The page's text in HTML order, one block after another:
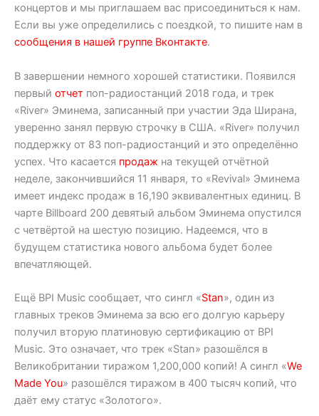
концертов и мы приглашаем вас присоединиться к нам.
Если вы уже определились с поездкой, то пишите нам в
сообщения в нашей группе Вконтакте.
В завершении немного хорошей статистики. Появился
первый отчет поп-радиостанций 2018 года, и трек
«River» Эминема, записанный при участии Эда Ширана,
уверенно занял первую строчку в США. «River» получил
поддержку от 83 поп-радиостанций и это определённо
успех. Что касается продаж на текущей отчётной
неделе, закончившийся 11 января, то «Revival» Эминема
имеет индекс продаж в 16,190 эквивалентных единиц. В
чарте Billboard 200 девятый альбом Эминема опустился
с четвёртой на шестую позицию. Надеемся, что в
будущем статистика нового альбома будет более
впечатляющей.
Ещё BPI Music сообщает, что сингл «Stan», один из
главных треков Эминема за всю его долгую карьеру
получил вторую платиновую сертификацию от BPI
Music. Это означает, что трек «Stan» разошёлся в
Великобритании тиражом 1,200,000 копий! А сингл «We
Made You» разошёлся тиражом в 400 тысяч копий, что
даёт ему статус «Золотого».